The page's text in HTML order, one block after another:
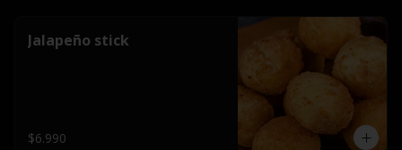
Jalapeño stick
$6.990